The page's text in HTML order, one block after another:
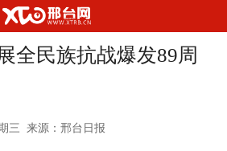
全民族抗战爆发89周
三 来源：邢台日报